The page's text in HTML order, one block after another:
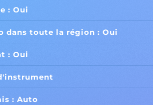
: Oui
dans toute la région : Oui
: Oui
: Auto